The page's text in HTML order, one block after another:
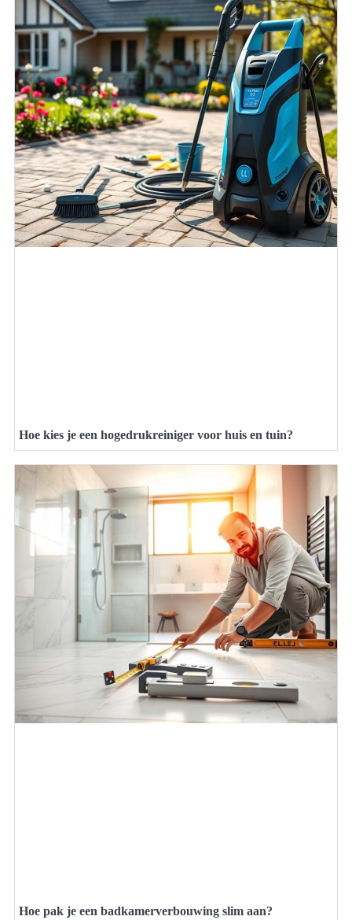
Hoe kies je een hogedrukreiniger voor huis en tuin?
Hoe pak je een badkamerverbouwing slim aan?